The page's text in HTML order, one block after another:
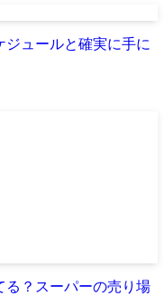
ジュールと確実に手に
る？スーパーの売り場